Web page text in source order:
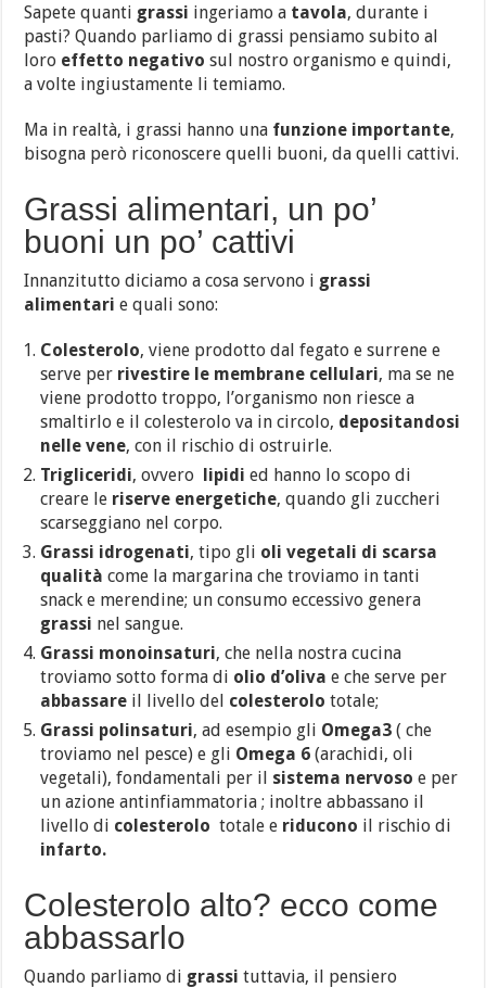
Sapete quanti grassi ingeriamo a tavola, durante i
pasti? Quando parliamo di grassi pensiamo subito al
loro effetto negativo sul nostro organismo e quindi,
a volte ingiustamente li temiamo.
Ma in realtà, i grassi hanno una funzione importante,
bisogna però riconoscere quelli buoni, da quelli cattivi.
Grassi alimentari, un po’
buoni un po’ cattivi
Innanzitutto diciamo a cosa servono i grassi
alimentari e quali sono:
Colesterolo, viene prodotto dal fegato e surrene e
serve per rivestire le membrane cellulari, ma se ne
viene prodotto troppo, l’organismo non riesce a
smaltirlo e il colesterolo va in circolo, depositandosi
nelle vene, con il rischio di ostruirle.
Trigliceridi, ovvero lipidi ed hanno lo scopo di
creare le riserve energetiche, quando gli zuccheri
scarseggiano nel corpo.
Grassi idrogenati, tipo gli oli vegetali di scarsa
qualità come la margarina che troviamo in tanti
snack e merendine; un consumo eccessivo genera
grassi nel sangue.
Grassi monoinsaturi, che nella nostra cucina
troviamo sotto forma di olio d’oliva e che serve per
abbassare il livello del colesterolo totale;
Grassi polinsaturi, ad esempio gli Omega3 ( che
troviamo nel pesce) e gli Omega 6 (arachidi, oli
vegetali), fondamentali per il sistema nervoso e per
un azione antinfiammatoria ; inoltre abbassano il
livello di colesterolo totale e riducono il rischio di
infarto.
Colesterolo alto? ecco come
abbassarlo
Quando parliamo di grassi tuttavia, il pensiero